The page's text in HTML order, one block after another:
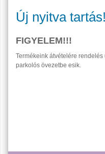
Új nyitva tartás!
FIGYELEM!!!
Termékeink átvételére
parkolós övezetbe esik.